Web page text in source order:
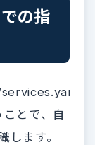
の指
とで、自
します。